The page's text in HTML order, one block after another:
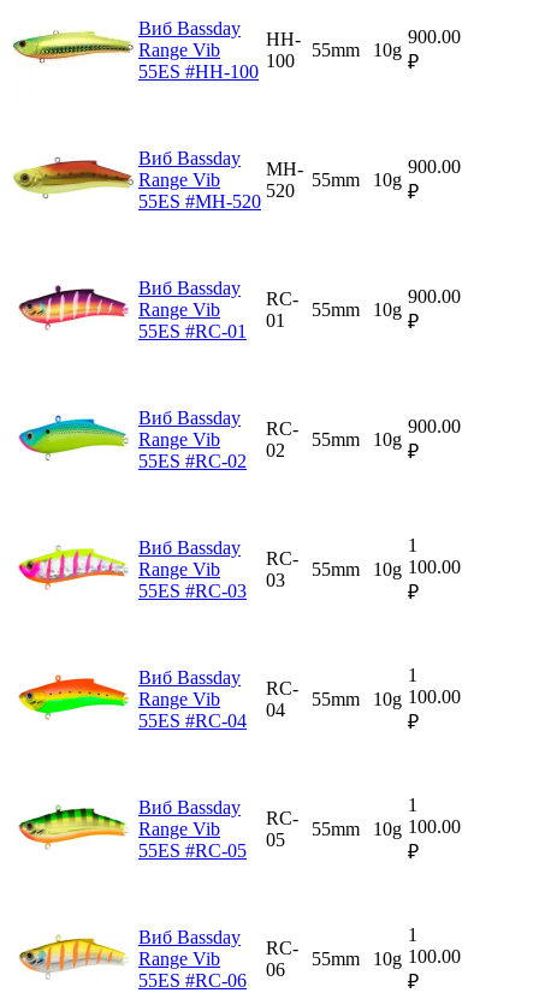
Виб Bassday
Range Vib
55ES #HH-100
HH-
100
55mm 10g
900.00
₽
Виб Bassday
Range Vib
55ES #MH-520
MH-
520
55mm 10g
900.00
₽
Виб Bassday
Range Vib
55ES #RC-01
RC-
01
55mm 10g
900.00
₽
Виб Bassday
Range Vib
55ES #RC-02
RC-
02
55mm 10g
900.00
₽
Виб Bassday
Range Vib
55ES #RC-03
RC-
03
55mm 10g
1
100.00
₽
Виб Bassday
Range Vib
55ES #RC-04
RC-
04
55mm 10g
1
100.00
₽
Виб Bassday
Range Vib
55ES #RC-05
RC-
05
55mm 10g
1
100.00
₽
Виб Bassday
Range Vib
55ES #RC-06
RC-
06
55mm 10g
1
100.00
₽